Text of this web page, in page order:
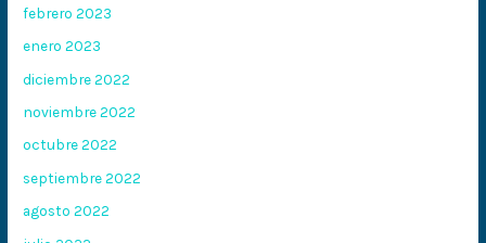
febrero 2023
enero 2023
diciembre 2022
noviembre 2022
octubre 2022
septiembre 2022
agosto 2022